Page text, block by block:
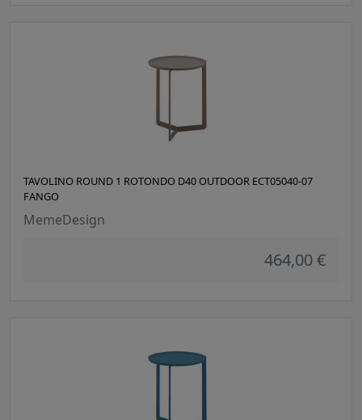
TAVOLINO ROUND 1 ROTONDO D40 OUTDOOR ECT05040-07
FANGO
MemeDesign
464,00 €